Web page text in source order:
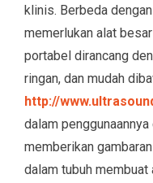
klinis. Berbeda
memerlukan alat
portabel dirancang
ringan, dan mudah
http://
dalam
memberikan
dalam tubuh membuat